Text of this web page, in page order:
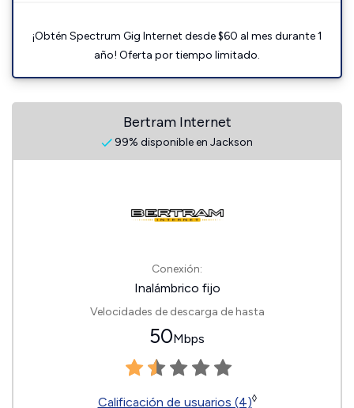
¡Obtén Spectrum Gig Internet desde $60 al mes durante 1
año! Oferta por tiempo limitado.
Bertram Internet
99% disponible en Jackson
Conexión:
Inalámbrico fijo
Velocidades de descarga de hasta
50Mbps
Calificación de usuarios (4)◊